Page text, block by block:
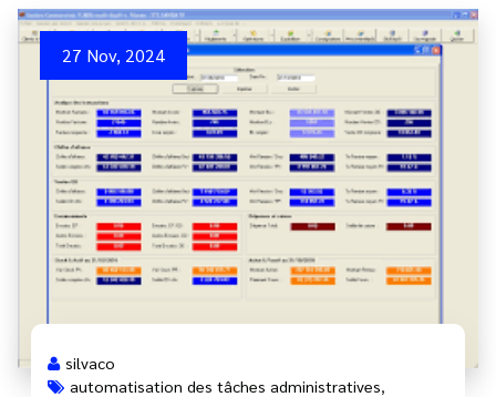
27 Nov, 2024
silvaco
automatisation des tâches administratives,